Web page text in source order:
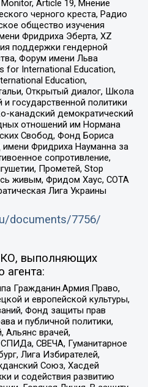
Article 19, Мнение
черного креста, Радио
общество изучения
Фридриха Эберта, XZ
поддержки гендерной
Форум имени Льва
for International Education,
Education,
Открытый диалог, Школа
государственной политики
канадский демократический
отношений им Нормана
Свобод, Фонд Бориса
Фридриха Науманна за
сопротивление,
Прометей, Stop
живым, Фридом Хаус, СОТА
Лига Украины
documents/7756/
выполняющих
агента:
Гражданин.Армия.Право,
и европейской культуры,
Фонд защиты прав
и публичной политики,
Альянс врачей,
СВЕЧА, Гуманитарное
Лига Избирателей,
Союз, Хасдей
и содействия развитию